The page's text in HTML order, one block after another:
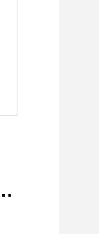
旅行#松江 #島根 #